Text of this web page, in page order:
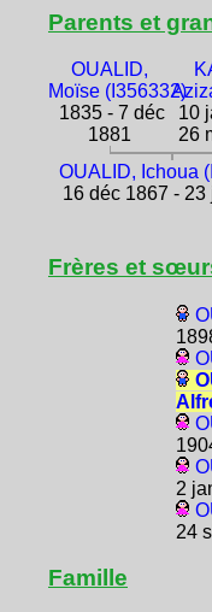
Parents et
OUALID,
Moïse (I356332)
1835 - 7 déc
1881
10
26
OUALID, Ichoua
16 déc 1867 - 23
Frères et
2
24
Famille